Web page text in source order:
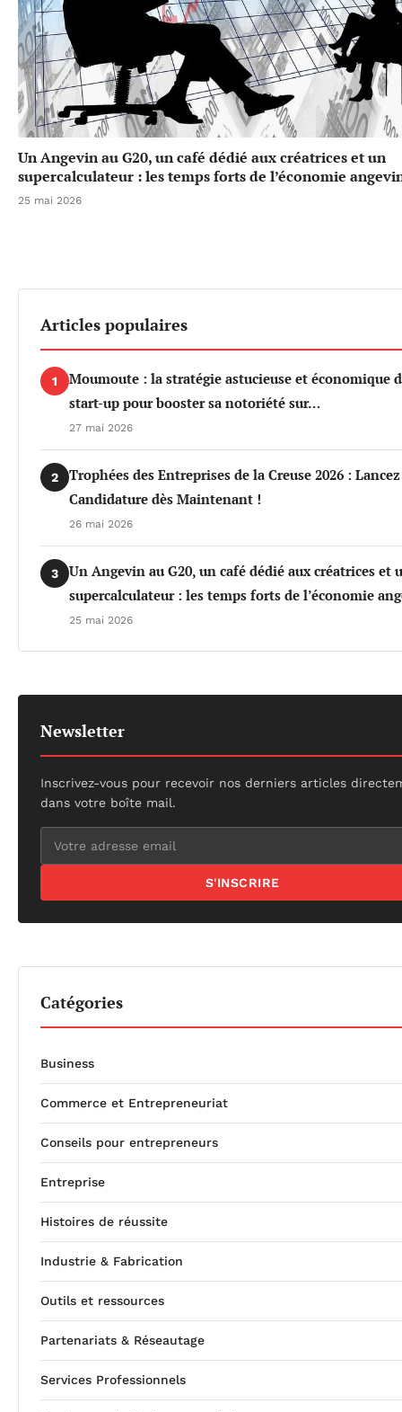
Un Angevin au G20, un café dédié aux créatrices et un
supercalculateur : les temps forts de l’économie
25 mai 2026
Articles populaires
1
Moumoute : la stratégie astucieuse et économique
start-up pour booster sa notoriété sur…
27 mai 2026
2
Trophées des Entreprises de la Creuse 2026 :
Candidature dès Maintenant !
26 mai 2026
3
Un Angevin au G20, un café dédié aux créatrices et
supercalculateur : les temps forts de l’économie
25 mai 2026
Newsletter
Inscrivez-vous pour recevoir nos derniers articles
dans votre boîte mail.
S'INSCRIRE
Catégories
Business
Commerce et Entrepreneuriat
Conseils pour entrepreneurs
Entreprise
Histoires de réussite
Industrie & Fabrication
Outils et ressources
Partenariats & Réseautage
Services Professionnels